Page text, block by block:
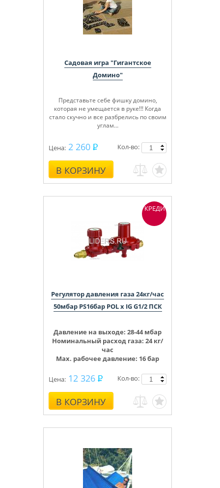
Садовая игра "Гигантское
Домино"
Представьте себе фишку домино,
которая не умещается в руке!!! Когда
стало скучно и все разбрелись по своим
углам…
Цена: 2 260
В КОРЗИНУ
Кол-во:
Регулятор давления газа 24кг/час
50мбар PS16бар POL x IG G1/2 ПСК
Давление на выходе: 28-44мбар
Номинальный расход газа: 24 кг/
час
Max. рабочее давление: 16 бар
Цена: 12 326
В КОРЗИНУ
Кол-во:
КРЕДИТ